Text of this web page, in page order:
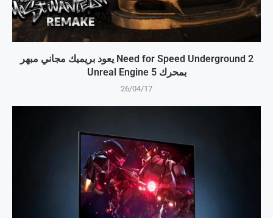
Need for Speed Underground 2 يعود بريميك مجاني مبهر
بمحرك Unreal Engine 5
26/04/17